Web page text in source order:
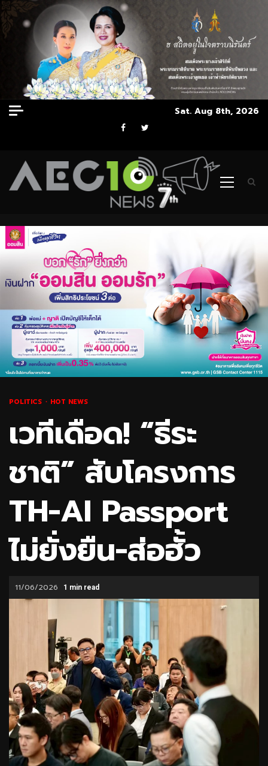
Skip
to
Sat. Aug 8th, 2026
Facebook
Twitter
Primary
POLITICS HOT NEWS
เวทีเดือด! “ธีระ
ชาติ” สับโครงการ
TH-AI Passport
ไม่ยั่งยืน-ส่อฮั้ว
11/06/2026 1 min read